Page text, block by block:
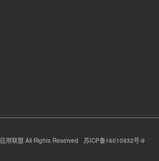
用联盟 All Rights Reserved 苏ICP备16010932号-9